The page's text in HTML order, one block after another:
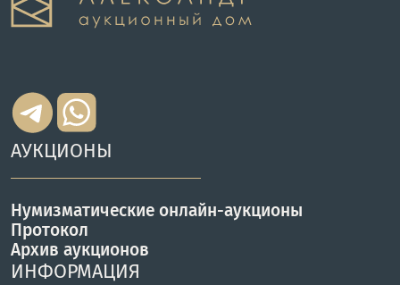
АУКЦИОНЫ
Нумизматические онлайн-аукционы
Протокол
Архив аукционов
ИНФОРМАЦИЯ